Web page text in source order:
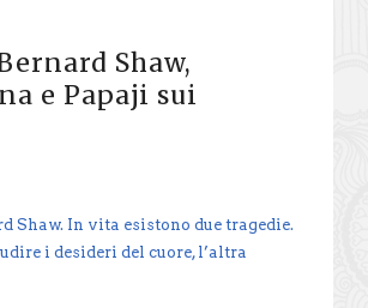
Shaw,
e Papaji sui
Shaw. In vita esistono due tragedie.
i desideri del cuore, l’altra